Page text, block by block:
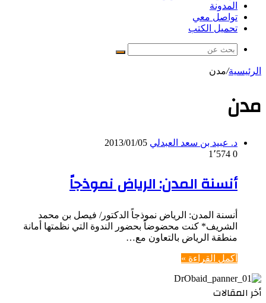
المدونة
تواصل معي
تحميل الكتب
بحث
الرئيسية/مدن
مدن
د. عبيد بن سعد العبدلي 2013/01/05
0
أنسنة المدن: الرياض نموذجاً
أنسنة المدن: الرياض نموذجاً الدكتور/ فيصل بن محمد
الشريف* كنت محضوضاً بحضور الندوة التي نظمتها أمانة
منطقة الرياض بالتعاون مع…
أكمل القراءة »
أخر المقالات